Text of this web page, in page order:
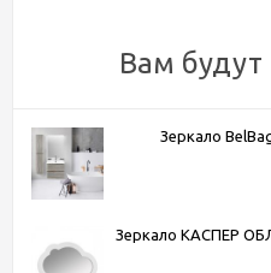
Более подробную
+7 (495) 150-07-16
Вам будут
Зеркало
Зеркало КАСПЕР